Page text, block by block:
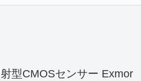
型CMOSセンサー Exmor